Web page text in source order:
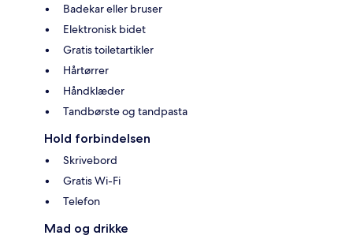
Badekar eller bruser
Elektronisk bidet
Gratis toiletartikler
Hårtørrer
Håndklæder
Tandbørste og tandpasta
Hold forbindelsen
Skrivebord
Gratis Wi-Fi
Telefon
Mad og drikke